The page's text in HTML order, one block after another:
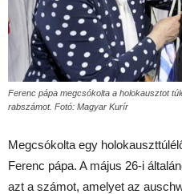
Ferenc pápa megcsókolta a holokausztot
rabszámot. Fotó: Magyar Kurír
Megcsókolta egy
Ferenc pápa. A május 26-i
azt a számot, amelyet az